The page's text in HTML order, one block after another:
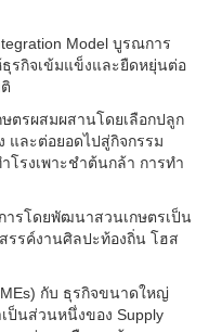
Model บูรณการ
รกิจเข้มแข็งและยืดหยุ่นต่อ
ตรผสมผสานโดยเลือกปลูก
และต่อยอดไปสู่กิจกรรม
โรงเพาะชำต้นกล้า การทำ
ารโดยพัฒนาสวนเกษตรเป็น
รรค์งานศิลปะท้องถิ่น โฮส
กับ ธุรกิจขนาดใหญ่
ป็นส่วนหนึ่งของ Supply